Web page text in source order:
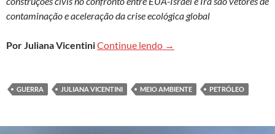
contaminação e aceleração da crise ecológica global
Por Juliana VicentiniContinue lendo Os rastros ambientais da
→
GUERRA JULIANA VICENTINI MEIO AMBIENTE PETRÓLEO